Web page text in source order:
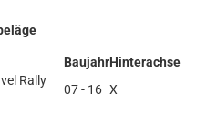
BaujahrHinterachse
Rally
07 - 16 X